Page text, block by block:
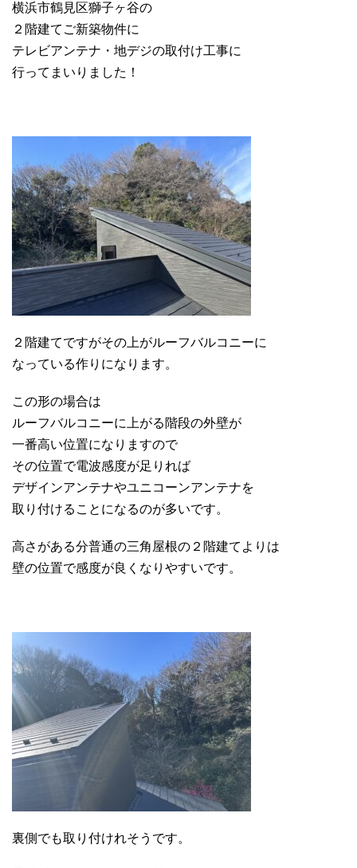
横浜市鶴見区獅子ヶ谷の
２階建てご新築物件に
テレビアンテナ・地デジの取付け工事に
行ってまいりました！
２階建てですがその上がルーフバルコニーに
なっている作りになります。
この形の場合は
ルーフバルコニーに上がる階段の外壁が
一番高い位置になりますので
その位置で電波感度が足りれば
デザインアンテナやユニコーンアンテナを
取り付けることになるのが多いです。
高さがある分普通の三角屋根の２階建てよりは
壁の位置で感度が良くなりやすいです。
裏側でも取り付けれそうです。